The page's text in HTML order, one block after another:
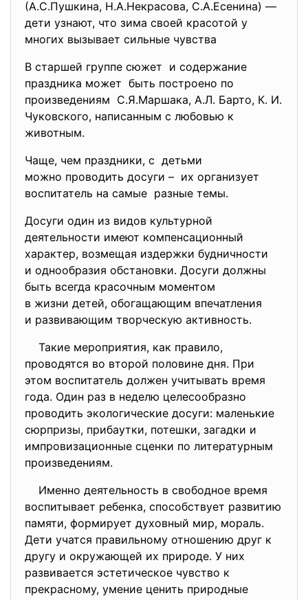
(А.С.Пушкина, Н.А.Некрасова, С.А.Есенина) —
дети узнают, что зима своей красотой у
многих вызывает сильные чувства
В старшей группе сюжет и содержание
праздника может быть построено по
произведениям С.Я.Маршака, А.Л. Барто, К. И.
Чуковского, написанным с любовью к
животным.
Чаще, чем праздники, с детьми
можно проводить досуги – их организует
воспитатель на самые разные темы.
Досуги один из видов культурной
деятельности имеют компенсационный
характер, возмещая издержки будничности
и однообразия обстановки. Досуги должны
быть всегда красочным моментом
в жизни детей, обогащающим впечатления
и развивающим творческую активность.
Такие мероприятия, как правило,
проводятся во второй половине дня. При
этом воспитатель должен учитывать время
года. Один раз в неделю целесообразно
проводить экологические досуги: маленькие
сюрпризы, прибаутки, потешки, загадки и
импровизационные сценки по литературным
произведениям.
Именно деятельность в свободное время
воспитывает ребенка, способствует развитию
памяти, формирует духовный мир, мораль.
Дети учатся правильному отношению друг к
другу и окружающей их природе. У них
развивается эстетическое чувство к
прекрасному, умение ценить природные